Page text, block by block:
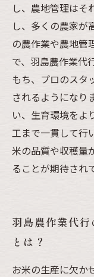
し、農地管理はそ
し、多くの農家が
の農作業や農地管
で、羽島農作業代
もち、プロのスタ
されるようになり
い、生育環境をよ
工まで一貫して行
米の品質や収穫量
ることが期待され
羽島農作業代
とは？
お米の生産に欠か